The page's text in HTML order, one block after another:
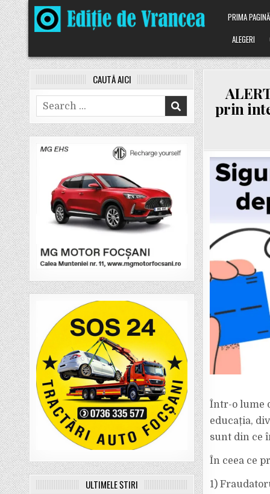
Skip
to
content
PRIMA PAGINĂ
ALEGERI
prin
Într-o lume
educația,
sunt din ce
În ceea ce
1)
CAUTĂ AICI
Search
for:
ULTIMELE ȘTIRI